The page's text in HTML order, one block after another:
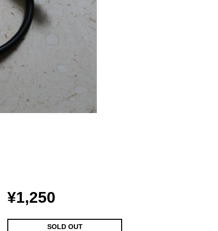
¥1,250
SOLD OUT